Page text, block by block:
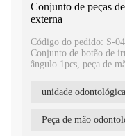
Conjunto de peças
externa
Código do pedido: S-04
Conjunto de botão de
ângulo 1pcs, peça de
2,35 mm ou 1,6 mm
Conector de motor
unidade odontológica